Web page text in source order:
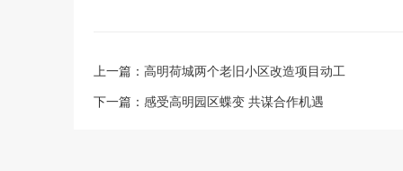
上一篇： 高明荷城两个老旧小区改造项目动工
下一篇： 感受高明园区蝶变 共谋合作机遇